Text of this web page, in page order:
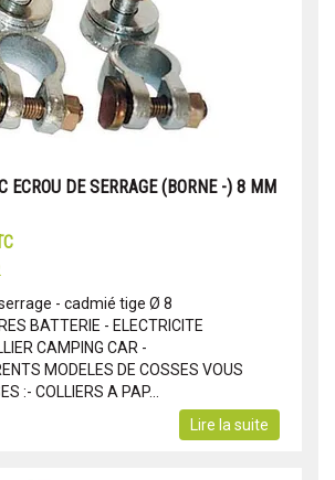
ECROU DE SERRAGE (BORNE -) 8 MM
- cadmié tige Ø 8
BATTERIE - ELECTRICITE
CAMPING CAR -
MODELES DE COSSES VOUS
:- COLLIERS A PAP...
Lire la suite